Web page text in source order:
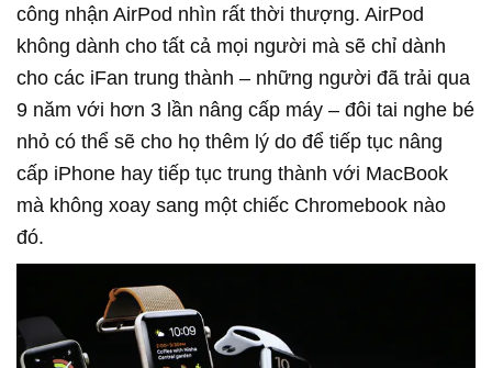
công nhận AirPod nhìn rất thời thượng. AirPod
không dành cho tất cả mọi người mà sẽ chỉ dành
cho các iFan trung thành – những người đã trải qua
9 năm với hơn 3 lần nâng cấp máy – đôi tai nghe bé
nhỏ có thể sẽ cho họ thêm lý do để tiếp tục nâng
cấp iPhone hay tiếp tục trung thành với MacBook
mà không xoay sang một chiếc Chromebook nào
đó.